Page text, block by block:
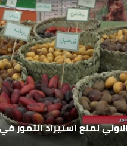
لمنع استيراد التمور